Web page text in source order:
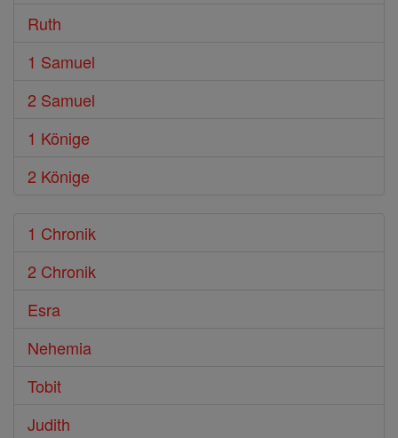
Ruth
1 Samuel
2 Samuel
1 Könige
2 Könige
1 Chronik
2 Chronik
Esra
Nehemia
Tobit
Judith